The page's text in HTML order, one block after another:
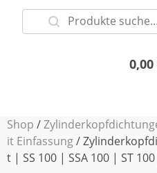
0,00
Shop /
it Einfassung/
t | SS 100 | SSA 100 | ST